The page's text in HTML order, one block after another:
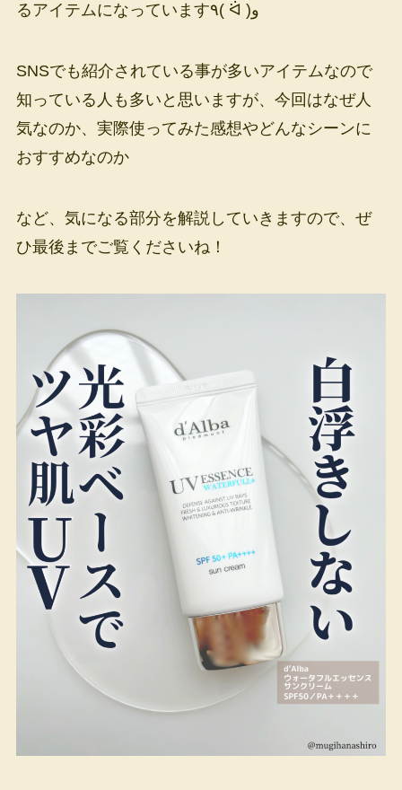
るアイテムになっています٩( ᐛ )و
SNSでも紹介されている事が多いアイテムなので
知っている人も多いと思いますが、今回はなぜ人
気なのか、実際使ってみた感想やどんなシーンに
おすすめなのか
など、気になる部分を解説していきますので、ぜ
ひ最後までご覧くださいね！